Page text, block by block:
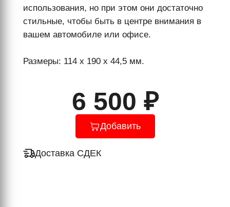
использования, но при этом они достаточно
стильные, чтобы быть в центре внимания в
вашем автомобиле или офисе.
Размеры: 114 x 190 x 44,5 мм.
6 500 ₽
Добавить
Доставка СДЕК